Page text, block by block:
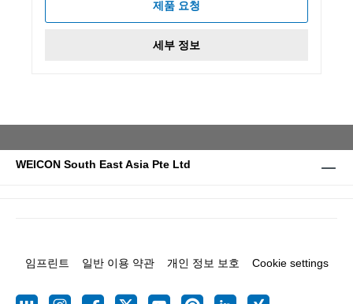
제품 요청
세부 정보
WEICON South East Asia Pte Ltd
임프린트 일반 이용 약관 개인 정보 보호 Cookie settings